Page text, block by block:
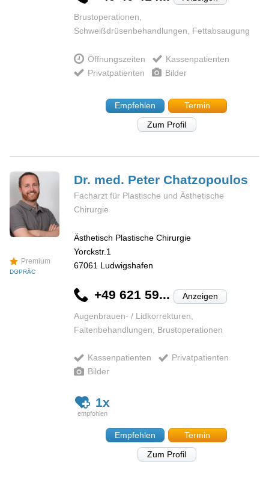
Brustoperationen,
Schweißdrüsenbehandlungen, Fettabsaugung
Öffnungszeiten
Kassenpatienten
Privatpatienten
Bilder
Empfehlen
Termin
Zum Profil
Premium
DGPRÄC
Dr. med. PeterChatzopoulos
Facharzt für Plastische und Ästhetische
Chirurgie
Ästhetisch Plastische Chirurgie
Yorckstr.1
67061 Ludwigshafen
+49 621 59... Anzeigen
Augenbrauen- / Lidkorrekturen,
Faltenbehandlungen, Brustoperationen
Kassenpatienten
Privatpatienten
Bilder
1x
Empfehlen
Termin
Zum Profil